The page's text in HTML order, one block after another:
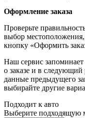
Оформление заказа
Проверьте
выбор
кнопку «Оформить
Наш сервис
о заказе и в
данные предыдущего
выбирайте другие
Подходит к авто
Выберите подходящую